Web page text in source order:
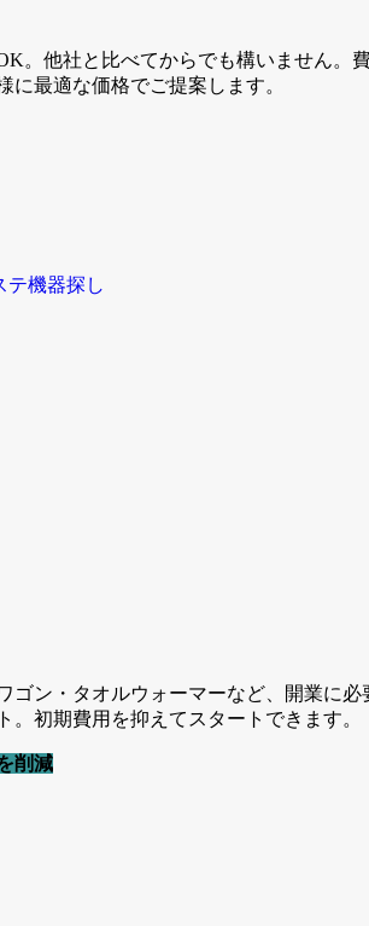
。他社と比べてからでも構いません。
に最適な価格でご提案します。
ゴン・タオルウォーマーなど、開業に必
。初期費用を抑えてスタートできます。
削減